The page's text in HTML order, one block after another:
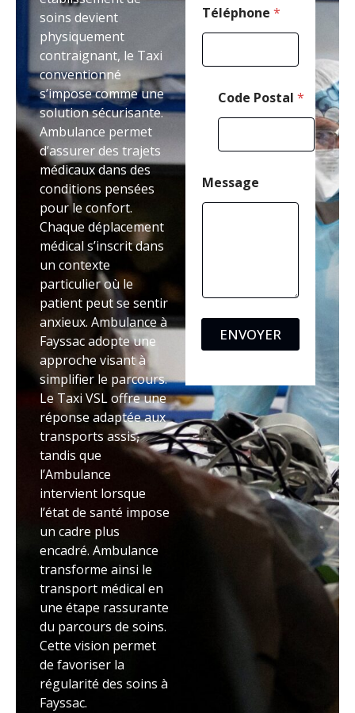
soins devient
physiquement
contraignant, le Taxi
conventionné
s’impose comme une
solution sécurisante.
Ambulance permet
d’assurer des trajets
médicaux dans des
conditions pensées
pour le confort.
Chaque déplacement
médical s’inscrit dans
un contexte
particulier où le
patient peut se sentir
anxieux. Ambulance à
Fayssac adopte une
approche visant à
simplifier le parcours.
Le Taxi VSL offre une
réponse adaptée aux
transports assis,
tandis que
l’Ambulance
intervient lorsque
l’état de santé impose
un cadre plus
encadré. Ambulance
transforme ainsi le
transport médical en
une étape rassurante
du parcours de soins.
Cette vision permet
de favoriser la
régularité des soins à
Fayssac.
Téléphone *
Code Postal *
Message
ENVOYER